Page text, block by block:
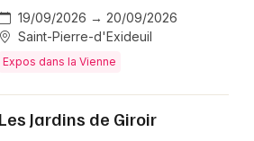
19/09/2026 → 20/09/2026
Saint-Pierre-d'Exideuil
Expos dans la Vienne
Les Jardins de Giroir